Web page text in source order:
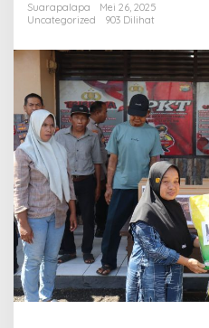
Suarapalapa
Mei 26, 2025
Uncategorized
903 Dilihat